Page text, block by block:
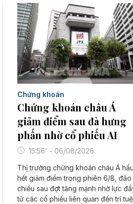
Chứng khoán
Chứng khoán châu Á
giảm điểm sau đà hưng
phấn nhờ cổ phiếu AI
15:56' - 06/08/2026
Thị trường chứng khoán châu Á hầu
hết giảm điểm trong phiên 6/8, đảo
chiều sau đợt tăng mạnh nhờ lực
từ các cổ phiếu liên quan đến trí tuệ